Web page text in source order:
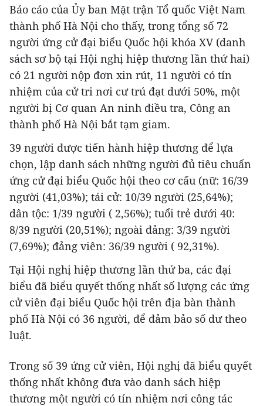
Báo cáo của Ủy ban Mặt trận Tổ quốc Việt Nam
thành phố Hà Nội cho thấy, trong tổng số 72
người ứng cử đại biểu Quốc hội khóa XV (danh
sách sơ bộ tại Hội nghị hiệp thương lần thứ hai)
có 21 người nộp đơn xin rút, 11 người có tín
nhiệm của cử tri nơi cư trú đạt dưới 50%, một
người bị Cơ quan An ninh điều tra, Công an
thành phố Hà Nội bắt tạm giam.
39 người được tiến hành hiệp thương để lựa
chọn, lập danh sách những người đủ tiêu chuẩn
ứng cử đại biểu Quốc hội theo cơ cấu (nữ: 16/39
người (41,03%); tái cử: 10/39 người (25,64%);
dân tộc: 1/39 người ( 2,56%); tuổi trẻ dưới 40:
8/39 người (20,51%); ngoài đảng: 3/39 người
(7,69%); đảng viên: 36/39 người ( 92,31%).
Tại Hội nghị hiệp thương lần thứ ba, các đại
biểu đã biểu quyết thống nhất số lượng các ứng
cử viên đại biểu Quốc hội trên địa bàn thành
phố Hà Nội có 36 người, để đảm bảo số dư theo
luật.
Trong số 39 ứng cử viên, Hội nghị đã biểu quyết
thống nhất không đưa vào danh sách hiệp
thương một người có tín nhiệm nơi công tác